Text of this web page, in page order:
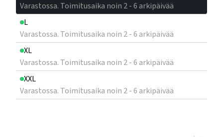
Varastossa. Toimitusaika noin 2 - 6 arkipäivää
L
Varastossa. Toimitusaika noin 2 - 6 arkipäivää
XL
Varastossa. Toimitusaika noin 2 - 6 arkipäivää
XXL
Varastossa. Toimitusaika noin 2 - 6 arkipäivää